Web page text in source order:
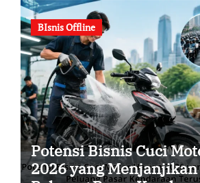
BIsnis Offline
Potensi Bisnis Cuci
2026 yang